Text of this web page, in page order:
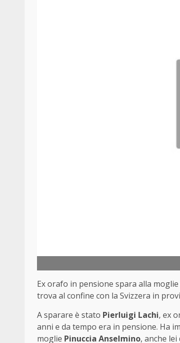
Ex orafo in pensione spara alla moglie
trova al confine con la Svizzera in
A sparare è stato Pierluigi Lachi, ex
anni e da tempo era in pensione. Ha
moglie Pinuccia Anselmino, anche